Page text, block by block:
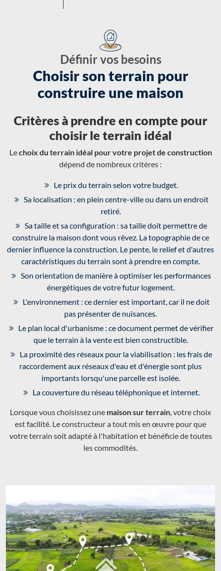
Définir vos besoins
Choisir son terrain pour
construire une maison
Critères à prendre en compte pour
choisir le terrain idéal
Lechoix du terrain idéal pour votre projet de construction
dépend de nombreux critères :
Le prix du terrain selon votre budget.
Sa localisation : en plein centre-ville ou dans un endroit
retiré.
Sa taille et sa configuration : sa taille doit permettre de
construire la maison dont vous rêvez. La topographie de ce
dernier influence la construction. Le pente, le relief et d'autres
caractéristiques du terrain sont à prendre en compte.
Son orientation de manière à optimiser les performances
énergétiques de votre futur logement.
L'environnement : ce dernier est important, car il ne doit
pas présenter de nuisances.
Le plan local d'urbanisme : ce document permet de vérifier
que le terrain à la vente est bien constructible.
La proximité des réseaux pour la viabilisation : les frais de
raccordement aux réseaux d'eau et d'énergie sont plus
importants lorsqu'une parcelle est isolée.
La couverture du réseau téléphonique et internet.
Lorsque vous choisissez une maison sur terrain , votre choix
est facilité. Le constructeur a tout mis en œuvre pour que
votre terrain soit adapté à l'habitation et bénéficie de toutes
les commodités.